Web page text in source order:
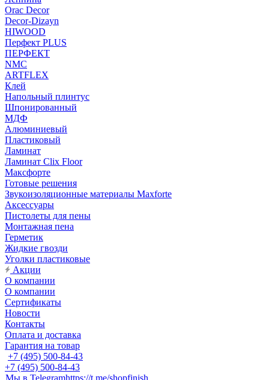
Orac Decor
Decor-Dizayn
HIWOOD
Перфект PLUS
ПЕРФЕКТ
NMC
ARTFLEX
Клей
Напольный плинтус
Шпонированный
МДФ
Алюминиевый
Пластиковый
Ламинат
Ламинат Clix Floor
Максфорте
Готовые решения
Звукоизоляционные материалы Maxforte
Аксессуары
Пистолеты для пены
Монтажная пена
Герметик
Жидкие гвозди
Уголки пластиковые
Акции
О компании
О компании
Сертификаты
Новости
Контакты
Оплата и доставка
Гарантия на товар
+7 (495) 500-84-43
+7 (495) 500-84-43
Мы в Telegramhttps://t.me/shopfinish